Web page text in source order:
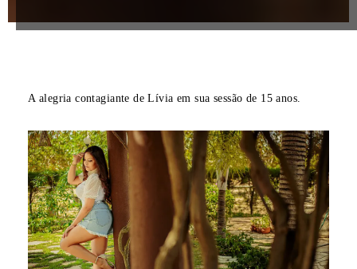
A alegria contagiante de Lívia em sua sessão de 15 anos.